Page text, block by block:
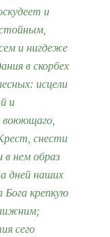
и
и нигдеже
в скорбех
исцели
и
воюющаго,
снести
нем образ
дней наших
Бога крепкую
сего